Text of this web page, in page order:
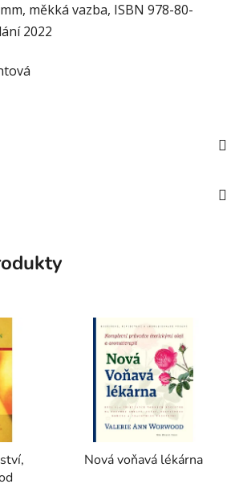
měkká vazba, ISBN 978-80-
2022
Nová voňavá lékárna